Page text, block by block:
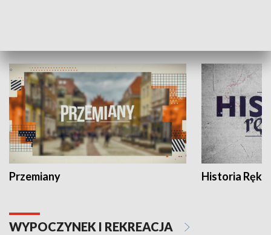
Przemiany Historia Ręką
WYPOCZYNEK I REKREACJA